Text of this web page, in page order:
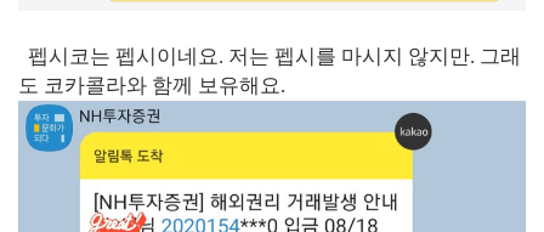
펩시코는 펩시이네요. 저는 펩시를 마시지 않지만. 그래
도 코카콜라와 함께 보유해요.